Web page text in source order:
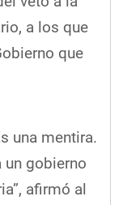
a los que
que
una mentira.
un gobierno
afirmó al